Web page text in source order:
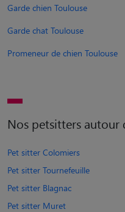
Garde chien Toulouse
Garde chat Toulouse
Promeneur de chien Toulouse
Nos petsitters autour
Pet sitter Colomiers
Pet sitter Tournefeuille
Pet sitter Blagnac
Pet sitter Muret